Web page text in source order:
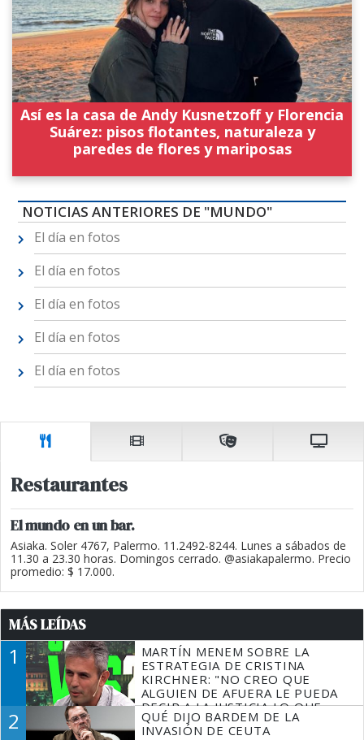
Así es la casa de Andy Kusnetzoff y Florencia
Suárez: pisos flotantes, naturaleza y
paredes de flores y mariposas
NOTICIAS ANTERIORES DE "MUNDO"
El día en fotos
El día en fotos
El día en fotos
El día en fotos
El día en fotos
Restaurantes
El mundo en un bar.
Asiaka. Soler 4767, Palermo. 11.2492-8244. Lunes a sábados de
11.30 a 23.30 horas. Domingos cerrado. @asiakapalermo. Precio
promedio: $ 17.000.
MÁS LEÍDAS
1
MARTÍN MENEM SOBRE LA
ESTRATEGIA DE CRISTINA
KIRCHNER: "NO CREO QUE
ALGUIEN DE AFUERA LE PUEDA
DECIR A LA JUSTICIA LO QUE
TIENE QUE HACER"
2
QUÉ DIJO BARDEM DE LA
INVASIÓN DE CEUTA